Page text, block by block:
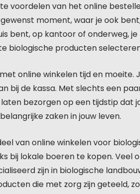
voordelen van het online
moment, waar je ook
bent, op kantoor of onderweg,
biologische producten
online winkelen tijd en
bij de kassa. Met slechts een
bezorgen op een tijdstip dat
zaken in jouw leven.
van online winkelen voor
bij lokale boeren te kopen. Veel
zijn in biologische
die met zorg zijn geteeld,